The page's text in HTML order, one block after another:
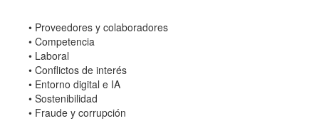
• Proveedores y colaboradores
• Competencia
• Laboral
• Conflictos de interés
• Entorno digital e IA
• Sostenibilidad
• Fraude y corrupción